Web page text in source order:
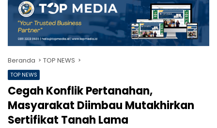
Beranda TOP NEWS
TOP NEWS
Cegah Konflik Pertanahan,
Masyarakat Diimbau Mutakhirkan
Sertifikat Tanah Lama